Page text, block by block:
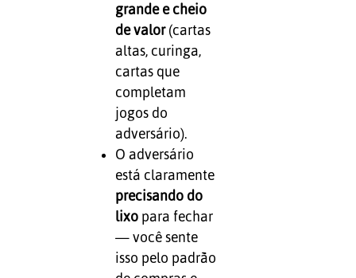
grande e cheio
de valor(cartas
altas, curinga,
cartas que
completam
jogos do
adversário).
O adversário
está claramente
precisando do
lixopara fechar
— você sente
isso pelo padrão